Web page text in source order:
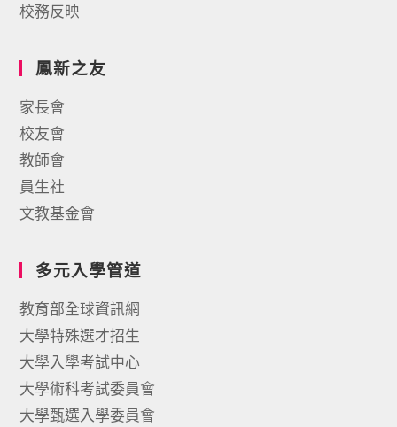
校務反映
鳳新之友
家長會
校友會
教師會
員生社
文教基金會
多元入學管道
教育部全球資訊網
大學特殊選才招生
大學入學考試中心
大學術科考試委員會
大學甄選入學委員會